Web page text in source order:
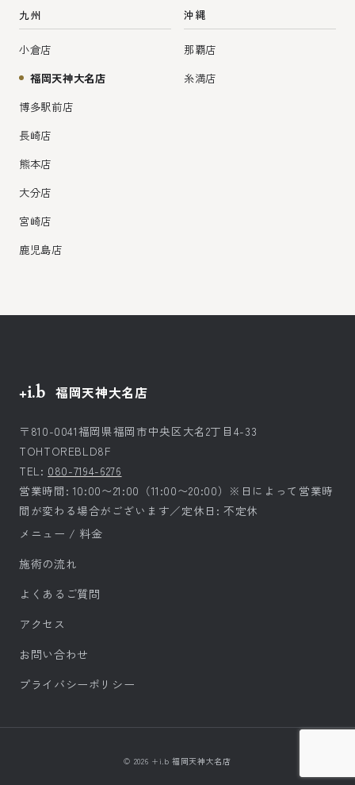
九州
小倉店
福岡天神大名店
博多駅前店
長崎店
熊本店
大分店
宮崎店
鹿児島店
沖縄
那覇店
糸満店
+i.b 福岡天神大名店
〒810-0041福岡県福岡市中央区大名2丁目4-33
TOHTOREBLD8F
TEL: 080-7194-6276
営業時間: 10:00〜21:00（11:00〜20:00）※日によって営業時
間が変わる場合がございます／定休日: 不定休
メニュー / 料金
施術の流れ
よくあるご質問
アクセス
お問い合わせ
プライバシーポリシー
© 2026 +i.b 福岡天神大名店